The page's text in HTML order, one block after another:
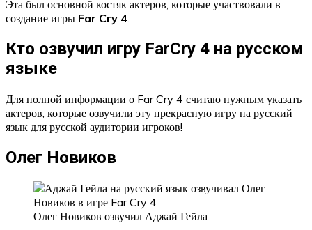
Эта был основной костяк актеров, которые участвовали в
создание игры Far Cry 4.
Кто озвучил игру FarCry 4 на русском
языке
Для полной информации о Far Cry 4 считаю нужным указать
актеров, которые озвучили эту прекрасную игру на русский
язык для русской аудитории игроков!
Олег Новиков
Олег Новиков озвучил Аджай Гейла